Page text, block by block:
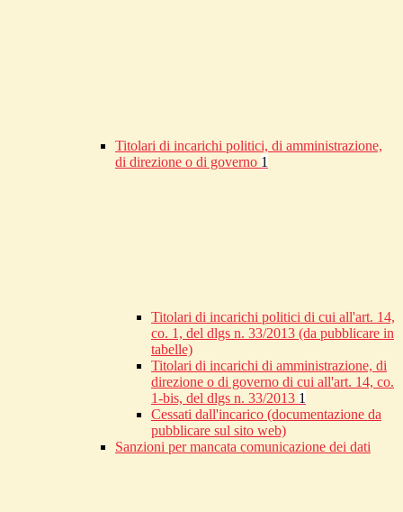
Titolari di incarichi politici, di amministrazione,
di direzione o di governo 1
Titolari di incarichi politici di cui all'art. 14,
co. 1, del dlgs n. 33/2013 (da pubblicare in
tabelle)
Titolari di incarichi di amministrazione, di
direzione o di governo di cui all'art. 14, co.
1-bis, del dlgs n. 33/2013 1
Cessati dall'incarico (documentazione da
pubblicare sul sito web)
Sanzioni per mancata comunicazione dei dati